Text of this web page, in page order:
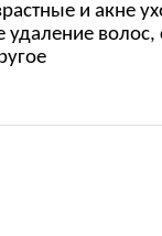
и акне
удаление